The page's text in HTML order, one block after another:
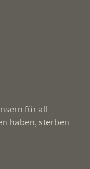
für all
haben, sterben